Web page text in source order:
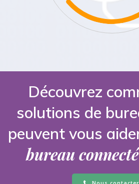
Découvrez
solutions de
peuvent vous
bureau